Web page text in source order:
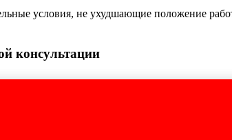
условия, не ухудшающие положение
консультации